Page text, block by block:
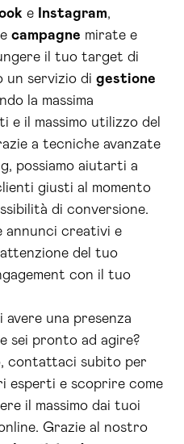
e Instagram,
campagne mirate e
il tuo target di
un servizio di gestione
la massima
e il massimo utilizzo del
a tecniche avanzate
possiamo aiutarti a
giusti al momento
di conversione.
annunci creativi e
del tuo
con il tuo
avere una presenza
e sei pronto ad agire?
contattaci subito per
esperti e scoprire come
il massimo dai tuoi
Grazie al nostro